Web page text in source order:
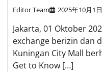
Editor Team 2025年10月1日
Jakarta, 01 Oktober
exchange berizin dan
Kuningan City Mall
Get to Know […]